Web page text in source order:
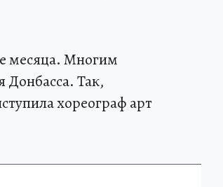
месяца. Многим
Донбасса. Так,
хореограф арт